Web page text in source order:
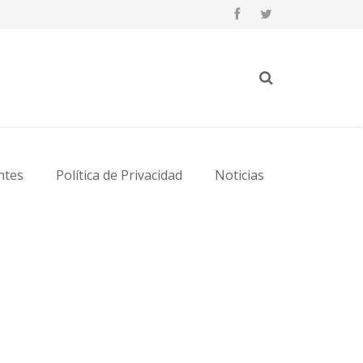
Política de Privacidad Noticias